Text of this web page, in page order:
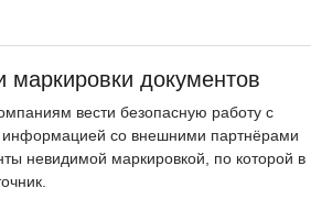
маркировки документов
вести безопасную работу с
информацией со внешними партнёрами
невидимой маркировкой, по которой в